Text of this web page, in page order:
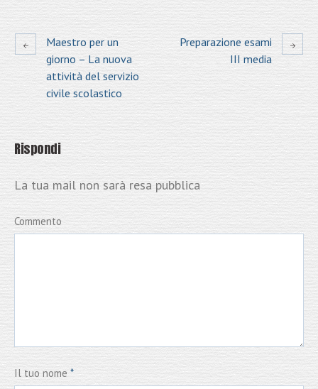
Maestro per un
giorno – La nuova
attività del servizio
civile scolastico
Preparazione esami
III media
Rispondi
La tua mail non sarà resa pubblica
Commento
Il tuo nome *